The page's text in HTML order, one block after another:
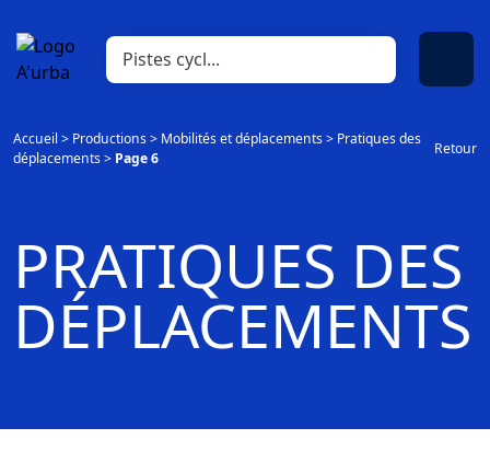
Accueil> Productions> Mobilités et déplacements> Pratiques des
déplacements> Page 6
Retour
PRATIQUES DES
DÉPLACEMENTS